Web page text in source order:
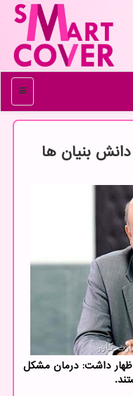
منو
بنیان ها
داشت: درمان مشکل